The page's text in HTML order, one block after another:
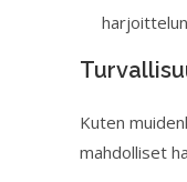
Kuten
mahdolliset